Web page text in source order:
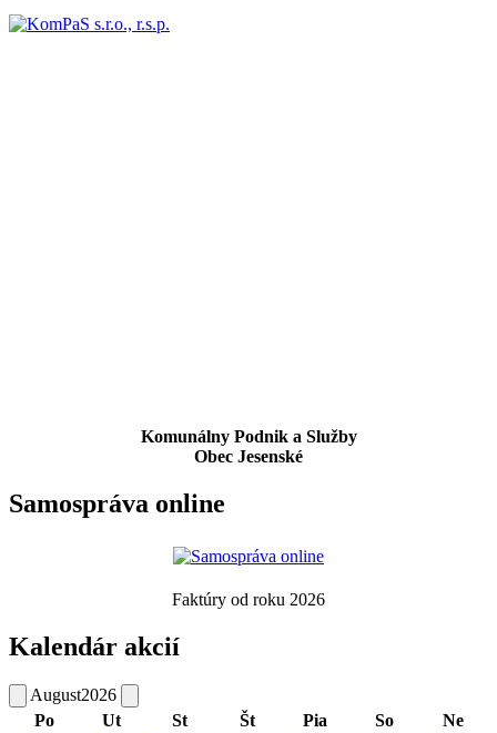
Komunálny Podnik a Služby
Obec Jesenské
Samospráva online
Faktúry od roku 2026
Kalendár akcií
August2026
Po
Ut St Št Pia So
Ne